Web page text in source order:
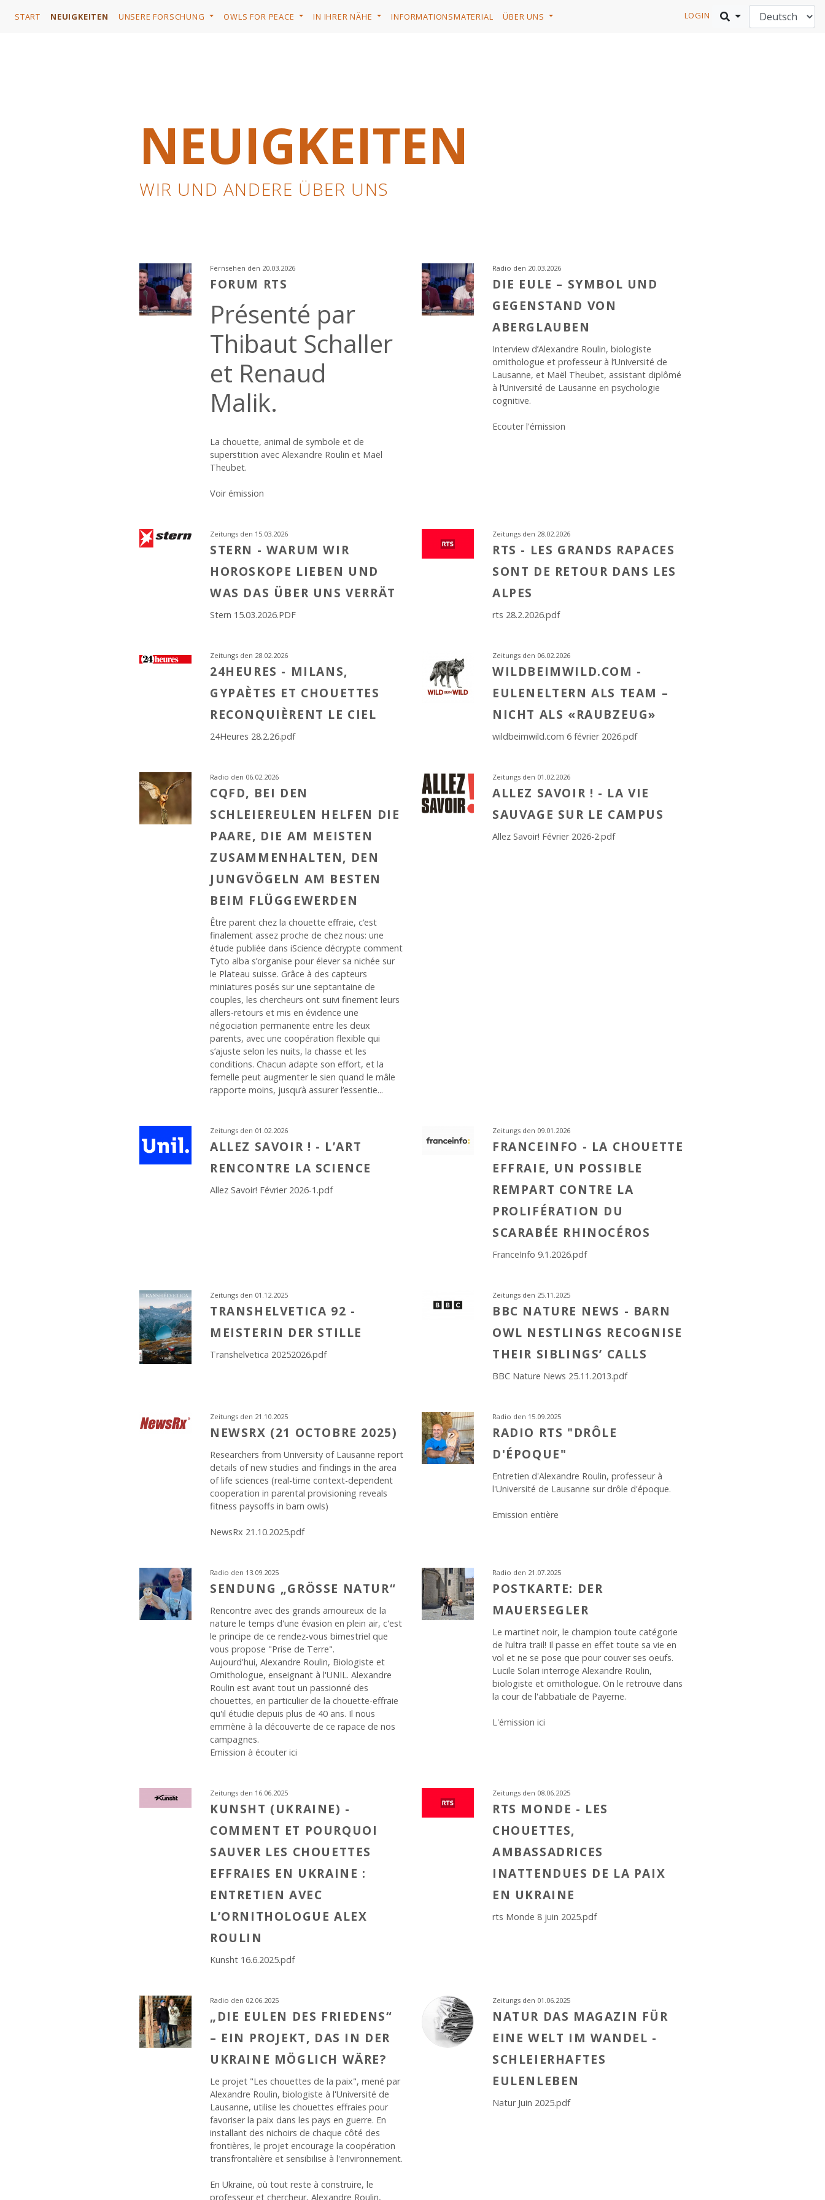
START NEUIGKEITEN UNSERE FORSCHUNG OWLS FOR PEACE IN IHRER NÄHE INFORMATIONSMATERIAL ÜBER UNS LOGIN
NEUIGKEITEN
WIR UND ANDERE ÜBER UNS
Fernsehen den 20.03.2026
FORUM RTS
Présenté par
Thibaut Schaller
et Renaud
Malik.
La chouette, animal de symbole et de
superstition avec Alexandre Roulin et Maël
Theubet.
Voir émission
Radio den 20.03.2026
DIE EULE – SYMBOL UND
GEGENSTAND VON
ABERGLAUBEN
Interview d’Alexandre Roulin, biologiste
ornithologue et professeur à l’Université de
Lausanne, et Maël Theubet, assistant diplômé
à l’Université de Lausanne en psychologie
cognitive.
Ecouter l'émission
Zeitungs den 15.03.2026
STERN - WARUM WIR
HOROSKOPE LIEBEN UND
WAS DAS ÜBER UNS VERRÄT
Stern 15.03.2026.PDF
Zeitungs den 28.02.2026
RTS - LES GRANDS RAPACES
SONT DE RETOUR DANS LES
ALPES
rts 28.2.2026.pdf
Zeitungs den 28.02.2026
24HEURES - MILANS,
GYPAÈTES ET CHOUETTES
RECONQUIÈRENT LE CIEL
24Heures 28.2.26.pdf
Zeitungs den 06.02.2026
WILDBEIMWILD.COM -
EULENELTERN ALS TEAM –
NICHT ALS «RAUBZEUG»
wildbeimwild.com 6 février 2026.pdf
Radio den 06.02.2026
CQFD, BEI DEN
SCHLEIEREULEN HELFEN DIE
PAARE, DIE AM MEISTEN
ZUSAMMENHALTEN, DEN
JUNGVÖGELN AM BESTEN
BEIM FLÜGGEWERDEN
Être parent chez la chouette effraie, c’est
finalement assez proche de chez nous: une
étude publiée dans iScience décrypte comment
Tyto alba s’organise pour élever sa nichée sur
le Plateau suisse. Grâce à des capteurs
miniatures posés sur une septantaine de
couples, les chercheurs ont suivi finement leurs
allers-retours et mis en évidence une
négociation permanente entre les deux
parents, avec une coopération flexible qui
s’ajuste selon les nuits, la chasse et les
conditions. Chacun adapte son effort, et la
femelle peut augmenter le sien quand le mâle
rapporte moins, jusqu’à assurer l’essentie...
Zeitungs den 01.02.2026
ALLEZ SAVOIR ! - LA VIE
SAUVAGE SUR LE CAMPUS
Allez Savoir! Février 2026-2.pdf
Zeitungs den 01.02.2026
ALLEZ SAVOIR ! - L’ART
RENCONTRE LA SCIENCE
Allez Savoir! Février 2026-1.pdf
Zeitungs den 09.01.2026
FRANCEINFO - LA CHOUETTE
EFFRAIE, UN POSSIBLE
REMPART CONTRE LA
PROLIFÉRATION DU
SCARABÉE RHINOCÉROS
FranceInfo 9.1.2026.pdf
Zeitungs den 01.12.2025
TRANSHELVETICA 92 -
MEISTERIN DER STILLE
Transhelvetica 20252026.pdf
Zeitungs den 25.11.2025
BBC NATURE NEWS - BARN
OWL NESTLINGS RECOGNISE
THEIR SIBLINGS’ CALLS
BBC Nature News 25.11.2013.pdf
Zeitungs den 21.10.2025
NEWSRX (21 OCTOBRE 2025)
Researchers from University of Lausanne report
details of new studies and findings in the area
of life sciences (real-time context-dependent
cooperation in parental provisioning reveals
fitness paysoffs in barn owls)
NewsRx 21.10.2025.pdf
Radio den 15.09.2025
RADIO RTS "DRÔLE
D'ÉPOQUE"
Entretien d'Alexandre Roulin, professeur à
l'Université de Lausanne sur drôle d'époque.
Emission entière
Radio den 13.09.2025
SENDUNG „GRÖSSE NATUR“
Rencontre avec des grands amoureux de la
nature le temps d'une évasion en plein air, c'est
le principe de ce rendez-vous bimestriel que
vous propose "Prise de Terre".
Aujourd'hui, Alexandre Roulin, Biologiste et
Ornithologue, enseignant à l'UNIL. Alexandre
Roulin est avant tout un passionné des
chouettes, en particulier de la chouette-effraie
qu'il étudie depuis plus de 40 ans. Il nous
emmène à la découverte de ce rapace de nos
campagnes.
Emission à écouter ici
Radio den 21.07.2025
POSTKARTE: DER
MAUERSEGLER
Le martinet noir, le champion toute catégorie
de l’ultra trail! Il passe en effet toute sa vie en
vol et ne se pose que pour couver ses oeufs.
Lucile Solari interroge Alexandre Roulin,
biologiste et ornithologue. On le retrouve dans
la cour de l'abbatiale de Payerne.
L'émission ici
Zeitungs den 16.06.2025
KUNSHT (UKRAINE) -
COMMENT ET POURQUOI
SAUVER LES CHOUETTES
EFFRAIES EN UKRAINE :
ENTRETIEN AVEC
L’ORNITHOLOGUE ALEX
ROULIN
Kunsht 16.6.2025.pdf
Zeitungs den 08.06.2025
RTS MONDE - LES
CHOUETTES,
AMBASSADRICES
INATTENDUES DE LA PAIX
EN UKRAINE
rts Monde 8 juin 2025.pdf
Radio den 02.06.2025
„DIE EULEN DES FRIEDENS“
– EIN PROJEKT, DAS IN DER
UKRAINE MÖGLICH WÄRE?
Le projet "Les chouettes de la paix", mené par
Alexandre Roulin, biologiste à l'Université de
Lausanne, utilise les chouettes effraies pour
favoriser la paix dans les pays en guerre. En
installant des nichoirs de chaque côté des
frontières, le projet encourage la coopération
transfrontalière et sensibilise à l'environnement.
En Ukraine, où tout reste à construire, le
professeur et chercheur, Alexandre Roulin,
Zeitungs den 01.06.2025
NATUR DAS MAGAZIN FÜR
EINE WELT IM WANDEL -
SCHLEIERHAFTES
EULENLEBEN
Natur Juin 2025.pdf